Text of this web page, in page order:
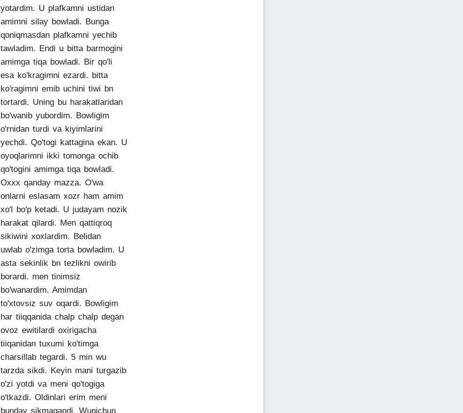
yotardim. U plafkamni ustidan
amimni silay bowladi. Bunga
qoniqmasdan plafkamni yechib
tawladim. Endi u bitta barmogini
amimga tiqa bowladi. Bir qo'li
esa ko'kragimni ezardi. bitta
ko'ragimni emib uchini tiwi bn
tortardi. Uning bu harakatlaridan
bo'wanib yubordim. Bowligim
o'rnidan turdi va kiyimlarini
yechdi. Qo'togi kattagina ekan. U
oyoqlarimni ikki tomonga ochib
qo'togini amimga tiqa bowladi.
Oxxx qanday mazza. O'wa
onlarni eslasam xozr ham amim
xo'l bo'p ketadi. U judayam nozik
harakat qilardi. Men qattiqroq
sikiwini xoxlardim. Belidan
uwlab o'zimga torta bowladim. U
asta sekinlik bn tezlikni owirib
borardi. men tinimsiz
bo'wanardim. Amimdan
to'xtovsiz suv oqardi. Bowligim
har tiiqqanida chalp chalp degan
ovoz ewitilardi oxirigacha
tiiqanidan tuxumi ko'timga
charsillab tegardi. 5 min wu
tarzda sikdi. Keyin mani turgazib
o'zi yotdi va meni qo'togiga
o'tkazdi. Oldinlari erim meni
bunday sikmagandi. Wunichun